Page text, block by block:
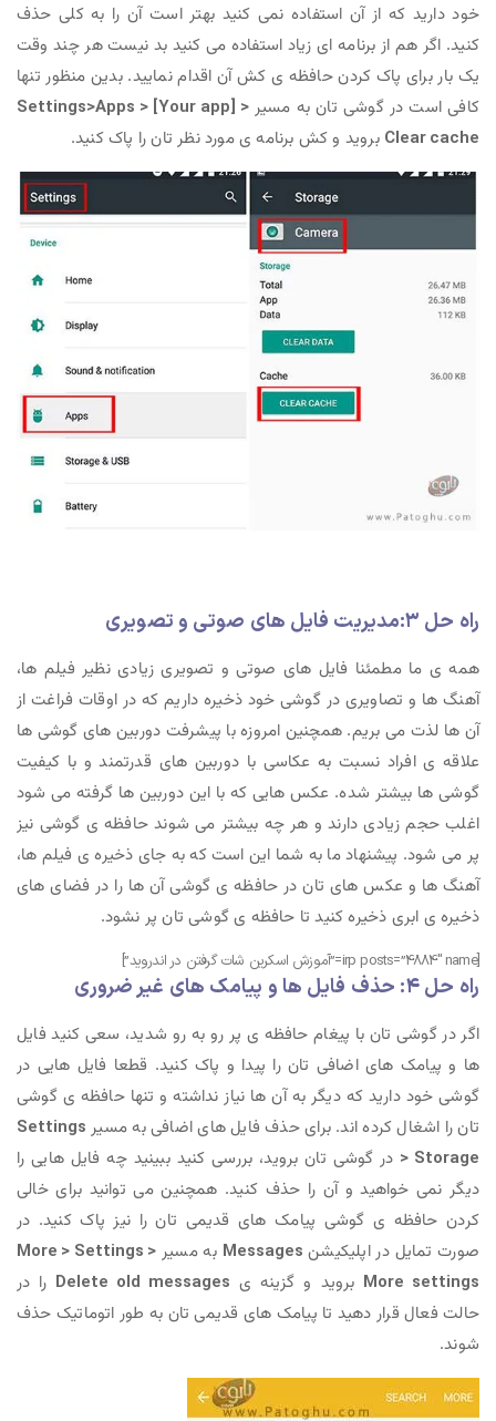
خود دارید که از آن استفاده نمی کنید بهتر است آن را به کلی حذف
کنید. اگر هم از برنامه ای زیاد استفاده می کنید بد نیست هر چند وقت
یک بار برای پاک کردن حافظه ی کش آن اقدام نمایید. بدین منظور تنها
کافی است در گوشی تان به مسیرSettings>Apps > [Your app] >
Clear cache بروید و کش برنامه ی مورد نظر تان را پاک کنید.
راه حل ۳:مدیریت فایل های صوتی و تصویری
همه ی ما مطمئنا فایل های صوتی و تصویری زیادی نظیر فیلم ها،
آهنگ ها و تصاویری در گوشی خود ذخیره داریم که در اوقات فراغت از
آن ها لذت می بریم. همچنین امروزه با پیشرفت دوربین های گوشی ها
علاقه ی افراد نسبت به عکاسی با دوربین های قدرتمند و با کیفیت
گوشی ها بیشتر شده. عکس هایی که با این دوربین ها گرفته می شود
اغلب حجم زیادی دارند و هر چه بیشتر می شوند حافظه ی گوشی نیز
پر می شود. پیشنهاد ما به شما این است که به جای ذخیره ی فیلم ها،
آهنگ ها و عکس های تان در حافظه ی گوشی آن ها را در فضای های
ذخیره ی ابری ذخیره کنید تا حافظه ی گوشی تان پر نشود.
[irp posts=”4884″ name=”آموزش اسکرین شات گرفتن در اندروید”]
راه حل ۴: حذف فایل ها و پیامک های غیر ضروری
اگر در گوشی تان با پیغام حافظه ی پر رو به رو شدید، سعی کنید فایل
ها و پیامک های اضافی تان را پیدا و پاک کنید. قطعا فایل هایی در
گوشی خود دارید که دیگر به آن ها نیاز نداشته و تنها حافظه ی گوشی
تان را اشغال کرده اند. برای حذف فایل های اضافی به مسیر Settings
> Storage در گوشی تان بروید، بررسی کنید ببینید چه فایل هایی را
دیگر نمی خواهید و آن را حذف کنید. همچنین می توانید برای خالی
کردن حافظه ی گوشی پیامک های قدیمی تان را نیز پاک کنید. در
صورت تمایل در اپلیکیشن Messages به مسیر More > Settings >
More settings بروید و گزینه ی Delete old messages را در
حالت فعال قرار دهید تا پیامک های قدیمی تان به طور اتوماتیک حذف
شوند.